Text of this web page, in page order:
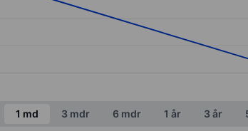
axis displaying values. Data ranges from
chart.
1 md 3 mdr 6 mdr 1 år 3 år